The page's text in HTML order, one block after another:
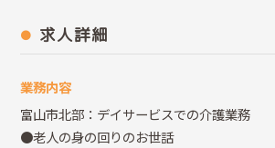
求人詳細
業務内容
富山市北部：デイサービスでの介護業務
●老人の身の回りのお世話